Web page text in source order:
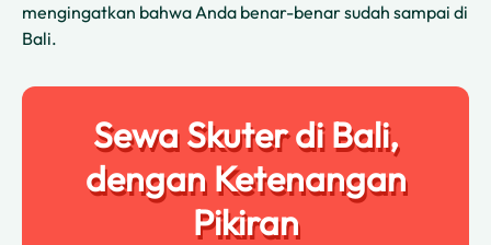
mengingatkan bahwa Anda benar-benar sudah sampai di
Bali.
Sewa Skuter di Bali,
dengan Ketenangan
Pikiran